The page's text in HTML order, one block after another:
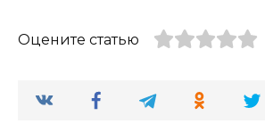
Оцените статью